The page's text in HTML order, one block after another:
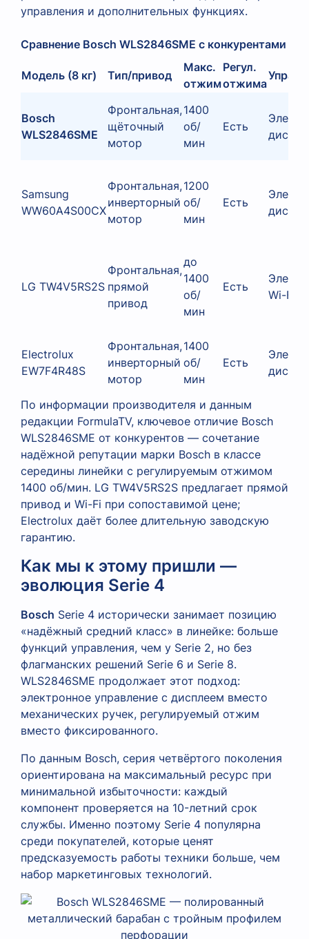
управления и дополнительных функциях.
Сравнение Bosch WLS2846SME с конкурентами в
Модель (8 кг) Тип/привод
Макс.
отжим
Регул.
отжима
Bosch
WLS2846SME
Фронтальная,
щёточный
мотор
1400
об/
мин
Есть
Samsung
WW60A4S00CX
Фронтальная,
инверторный
мотор
1200
об/
мин
Есть
LG TW4V5RS2S
Фронтальная,
прямой
привод
до
1400
об/
мин
Есть
Wi-Fi
Electrolux
EW7F4R48S
Фронтальная,
инверторный
мотор
1400
об/
мин
Есть
По информации производителя и данным
редакции FormulaTV, ключевое отличие Bosch
WLS2846SME от конкурентов — сочетание
надёжной репутации марки Bosch в классе
середины линейки с регулируемым отжимом
1400 об/мин. LG TW4V5RS2S предлагает прямой
привод и Wi-Fi при сопоставимой цене;
Electrolux даёт более длительную заводскую
гарантию.
Как мы к этому пришли —
эволюция Serie 4
Bosch Serie 4 исторически занимает позицию
«надёжный средний класс» в линейке: больше
функций управления, чем у Serie 2, но без
флагманских решений Serie 6 и Serie 8.
WLS2846SME продолжает этот подход:
электронное управление с дисплеем вместо
механических ручек, регулируемый отжим
вместо фиксированного.
По данным Bosch, серия четвёртого поколения
ориентирована на максимальный ресурс при
минимальной избыточности: каждый
компонент проверяется на 10-летний срок
службы. Именно поэтому Serie 4 популярна
среди покупателей, которые ценят
предсказуемость работы техники больше, чем
набор маркетинговых технологий.